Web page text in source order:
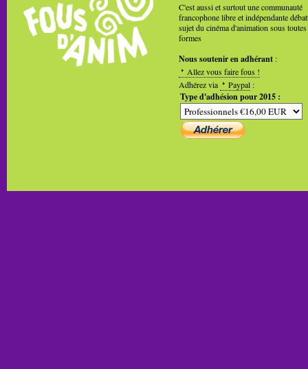
C'est aussi et surtout une communauté
francophone libre et indépendante
sujet du cinéma d'animation sous toutes
formes
Nous soutenir en adhérant :
Allez vous faire fous !
Adhérez via
Paypal :
Type d'adhésion pour 2015 :